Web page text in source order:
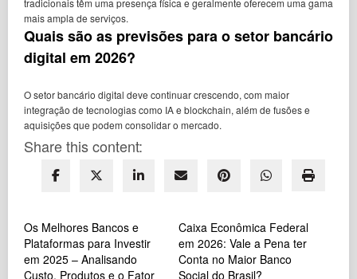
tradicionais têm uma presença física e geralmente oferecem uma gama
mais ampla de serviços.
Quais são as previsões para o setor bancário
digital em 2026?
O setor bancário digital deve continuar crescendo, com maior
integração de tecnologias como IA e blockchain, além de fusões e
aquisições que podem consolidar o mercado.
Share this content:
Os Melhores Bancos e
Plataformas para Investir
em 2025 – Analisando
Custo, Produtos e o Fator
Caixa Econômica Federal
em 2026: Vale a Pena ter
Conta no Maior Banco
Social do Brasil?